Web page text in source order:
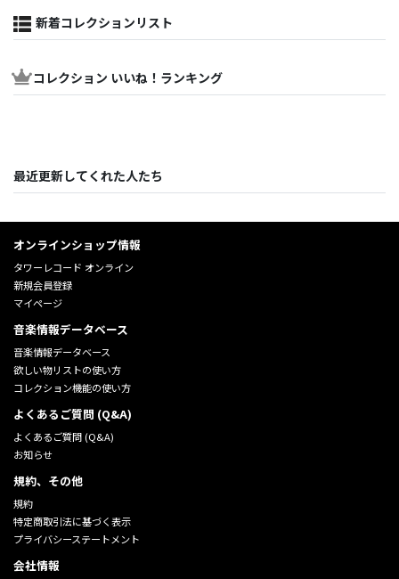
新着コレクションリスト
コレクション いいね！ランキング
最近更新してくれた人たち
オンラインショップ情報
タワーレコード オンライン
新規会員登録
マイページ
音楽情報データベース
音楽情報データベース
欲しい物リストの使い方
コレクション機能の使い方
よくあるご質問 (Q&A)
よくあるご質問 (Q&A)
お知らせ
規約、その他
規約
特定商取引法に基づく表示
プライバシーステートメント
会社情報